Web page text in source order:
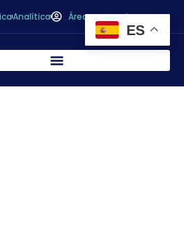
Analítica Área personal
ES